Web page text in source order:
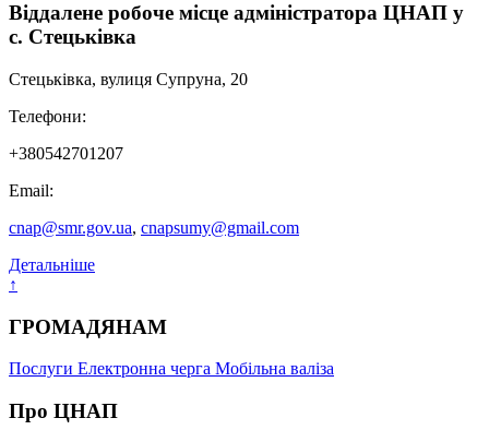
Віддалене робоче місце адміністратора ЦНАП у
с. Стецьківка
Стецьківка, вулиця Супруна, 20
Телефони:
+380542701207
Email:
cnap@smr.gov.ua, cnapsumy@gmail.com
Детальніше
↑
ГРОМАДЯНАМ
Послуги Електронна черга Мобільна валіза
Про ЦНАП